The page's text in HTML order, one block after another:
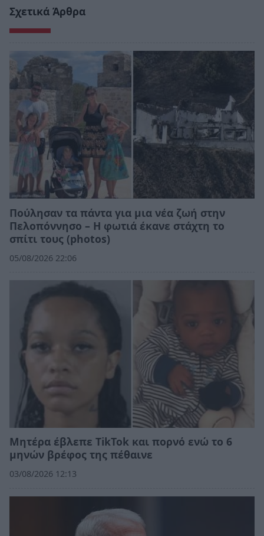
Σχετικά Άρθρα
Πούλησαν τα πάντα για μια νέα ζωή στην
Πελοπόννησο – Η φωτιά έκανε στάχτη το
σπίτι τους (photos)
05/08/2026 22:06
Μητέρα έβλεπε TikTok και πορνό ενώ το 6
μηνών βρέφος της πέθαινε
03/08/2026 12:13